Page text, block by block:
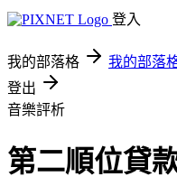
登入
我的部落格 我的部落
登出
音樂評析
第二順位貸